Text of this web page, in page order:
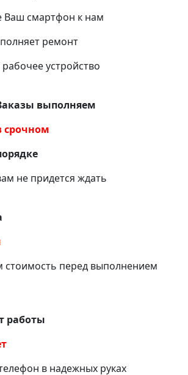
Ваш смартфон к нам
ремонт
устройство
выполняем
срочном
не придется ждать
стоимость перед выполнением
работы
в надежных руках